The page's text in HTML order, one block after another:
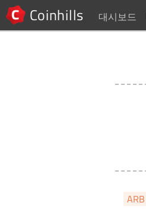
Coinhills 대시보드
ARB